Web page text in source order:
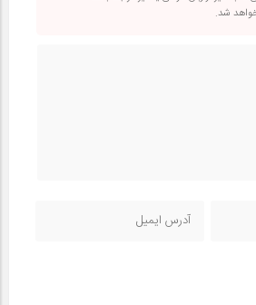
شد.